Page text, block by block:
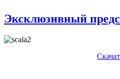
Эксклюзивный